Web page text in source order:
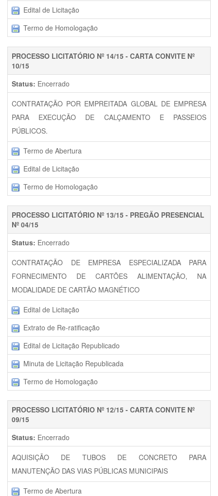
Edital de Licitação
Termo de Homologação
PROCESSO LICITATÓRIO Nº 14/15 - CARTA CONVITE Nº
10/15
Status: Encerrado
CONTRATAÇÃO POR EMPREITADA GLOBAL DE EMPRESA
PARA EXECUÇÃO DE CALÇAMENTO E PASSEIOS
PÚBLICOS.
Termo de Abertura
Edital de Licitação
Termo de Homologação
PROCESSO LICITATÓRIO Nº 13/15 - PREGÃO PRESENCIAL
Nº 04/15
Status: Encerrado
CONTRATAÇÃO DE EMPRESA ESPECIALIZADA PARA
FORNECIMENTO DE CARTÕES ALIMENTAÇÃO, NA
MODALIDADE DE CARTÃO MAGNÉTICO
Edital de Licitação
Extrato de Re-ratificação
Edital de Licitação Republicado
Minuta de Licitação Republicada
Termo de Homologação
PROCESSO LICITATÓRIO Nº 12/15 - CARTA CONVITE Nº
09/15
Status: Encerrado
AQUISIÇÃO DE TUBOS DE CONCRETO PARA
MANUTENÇÃO DAS VIAS PÚBLICAS MUNICIPAIS
Termo de Abertura